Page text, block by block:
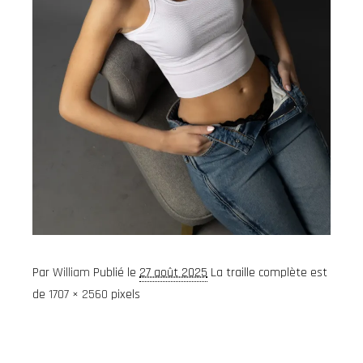
ParWilliam Publié le 27 août 2025 La traille complète est
de 1707 × 2560 pixels